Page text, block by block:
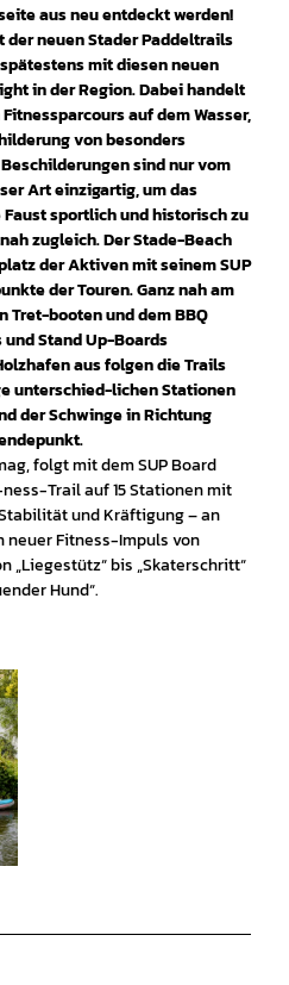
aus neu entdeckt werden!
der neuen Stader Paddeltrails
mit diesen neuen
in der Region. Dabei handelt
auf dem Wasser,
von besonders
sind nur vom
Art einzigartig, um das
sportlich und historisch zu
zugleich.Der Stade-Beach
der Aktiven mit seinem SUP
der Touren. Ganz nah am
Tret-booten und dem BBQ
Stand Up-Boards
aus folgen die Trails
unterschied-lichen Stationen
der Schwinge in Richtung
folgt mit dem SUP Board
Trail auf 15 Stationen mit
und Kräftigung – an
Fitness-Impuls von
„Liegestütz“ bis „Skaterschritt“
Hund“.